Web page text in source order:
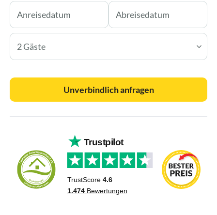
2 Gäste
Unverbindlich anfragen